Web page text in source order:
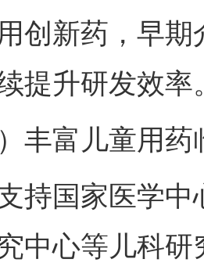
创新药，早
提升研发效率
富儿童用药
国家医学中
中心等儿科